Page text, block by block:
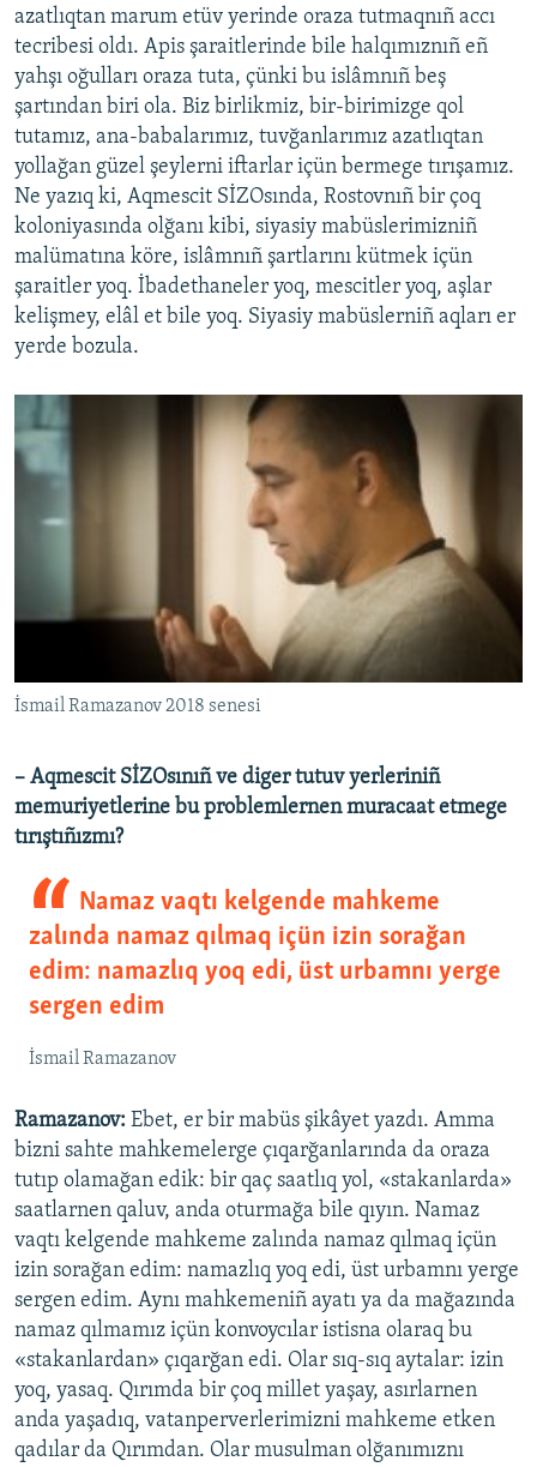
azatlıqtan marum etüv yerinde oraza tutmaqnıñ accı
tecribesi oldı. Apis şaraitlerinde bile halqımıznıñ eñ
yahşı oğulları oraza tuta, çünki bu islâmnıñ beş
şartından biri ola. Biz birlikmiz, bir-birimizge qol
tutamız, ana-babalarımız, tuvğanlarımız azatlıqtan
yollağan güzel şeylerni iftarlar içün bermege tırışamız.
Ne yazıq ki, Aqmescit SİZOsında, Rostovnıñ bir çoq
koloniyasında olğanı kibi, siyasiy mabüslerimizniñ
malümatına köre, islâmnıñ şartlarını kütmek içün
şaraitler yoq. İbadethaneler yoq, mescitler yoq, aşlar
kelişmey, elâl et bile yoq. Siyasiy mabüslerniñ aqları er
yerde bozula.
İsmail Ramazanov 2018 senesi
– Aqmescit SİZOsınıñ ve diger tutuv yerleriniñ
memuriyetlerine bu problemlernen muracaat etmege
tırıştıñızmı?
Namaz vaqtı kelgende mahkeme
zalında namaz qılmaq içün izin sorağan
edim: namazlıq yoq edi, üst urbamnı yerge
sergen edim
İsmail Ramazanov
Ramazanov: Ebet, er bir mabüs şikâyet yazdı. Amma
bizni sahte mahkemelerge çıqarğanlarında da oraza
tutıp olamağan edik: bir qaç saatlıq yol, «stakanlarda»
saatlarnen qaluv, anda oturmağa bile qıyın. Namaz
vaqtı kelgende mahkeme zalında namaz qılmaq içün
izin sorağan edim: namazlıq yoq edi, üst urbamnı yerge
sergen edim. Aynı mahkemeniñ ayatı ya da mağazında
namaz qılmamız içün konvoycılar istisna olaraq bu
«stakanlardan» çıqarğan edi. Olar sıq-sıq aytalar: izin
yoq, yasaq. Qırımda bir çoq millet yaşay, asırlarnen
anda yaşadıq, vatanperverlerimizni mahkeme etken
qadılar da Qırımdan. Olar musulman olğanımıznı